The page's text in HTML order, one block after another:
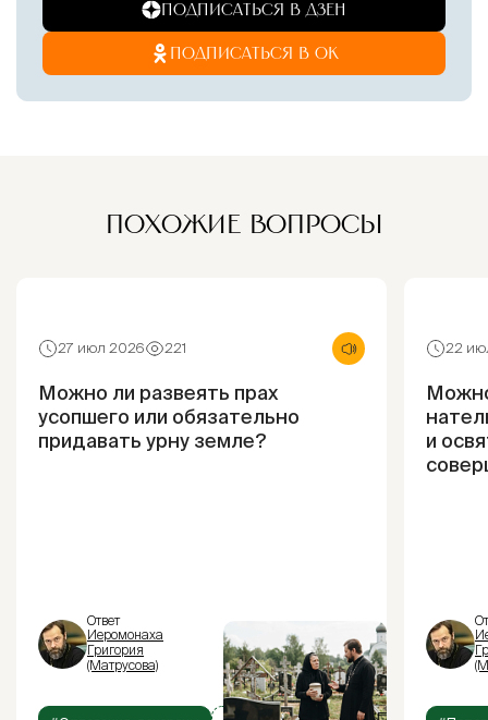
ПОДПИСАТЬСЯ В ДЗЕН
ПОДПИСАТЬСЯ В ОК
ПОХОЖИЕ ВОПРОСЫ
27 июл 2026 221
Можно ли развеять прах
усопшего или обязательно
придавать урну земле?
Ответ
Иеромонаха
Григория
(Матрусова)
22
и